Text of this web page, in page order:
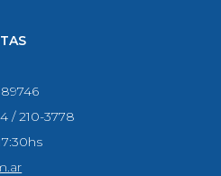
/ 210-3778